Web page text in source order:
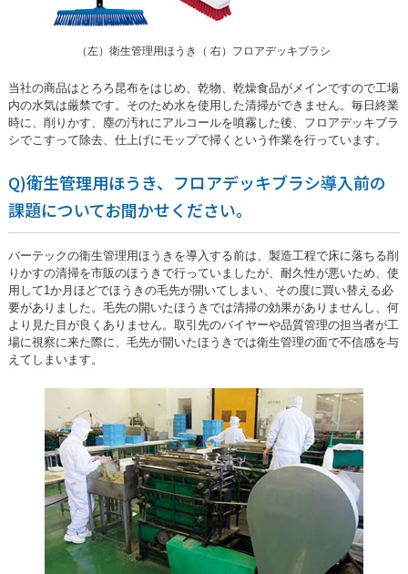
（左）衛生管理用ほうき（ 右）フロアデッキブラシ
当社の商品はとろろ昆布をはじめ、乾物、乾燥食品がメインですので工場
内の水気は厳禁です。そのため水を使用した清掃ができません。毎日終業
時に、削りかす、塵の汚れにアルコールを噴霧した後、フロアデッキブラ
シでこすって除去、仕上げにモップで掃くという作業を行っています。
Q)衛生管理用ほうき、フロアデッキブラシ導入前の
課題についてお聞かせください。
バーテックの衛生管理用ほうきを導入する前は、製造工程で床に落ちる削
りかすの清掃を市販のほうきで行っていましたが、耐久性が悪いため、使
用して1か月ほどでほうきの毛先が開いてしまい、その度に買い替える必
要がありました。毛先の開いたほうきでは清掃の効果がありませんし、何
より見た目が良くありません。取引先のバイヤーや品質管理の担当者が工
場に視察に来た際に、毛先が開いたほうきでは衛生管理の面で不信感を与
えてしまいます。